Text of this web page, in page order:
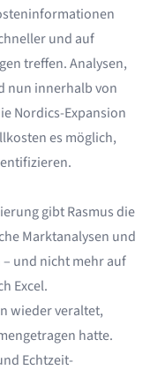
und auf
treffen. Analysen,
nun innerhalb von
Nordics-Expansion
es möglich,
gibt Rasmus die
Marktanalysen und
und nicht mehr auf
Excel.
wieder veraltet,
hatte.
Echtzeit-